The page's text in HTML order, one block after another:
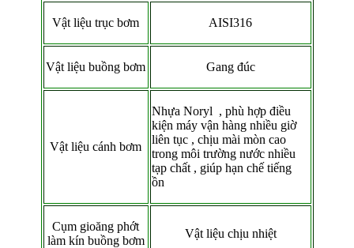
Vật liệu trục bơm AISI316
Vật liệu buồng bơm Gang đúc
Vật liệu cánh bơm
Nhựa Noryl , phù hợp điều
kiện máy vận hàng nhiều giờ
liên tục , chịu mài mòn cao
trong môi trường nước nhiều
tạp chất , giúp hạn chế tiếng
ồn
Cụm gioăng phớt
làm kín buồng bơm
Vật liệu chịu nhiệt